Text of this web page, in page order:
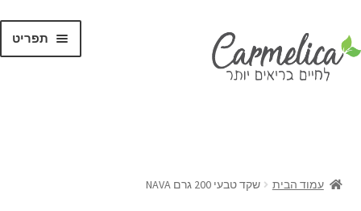
תפריט
עמוד הבית שקד טבעי 200 גרם NAVA